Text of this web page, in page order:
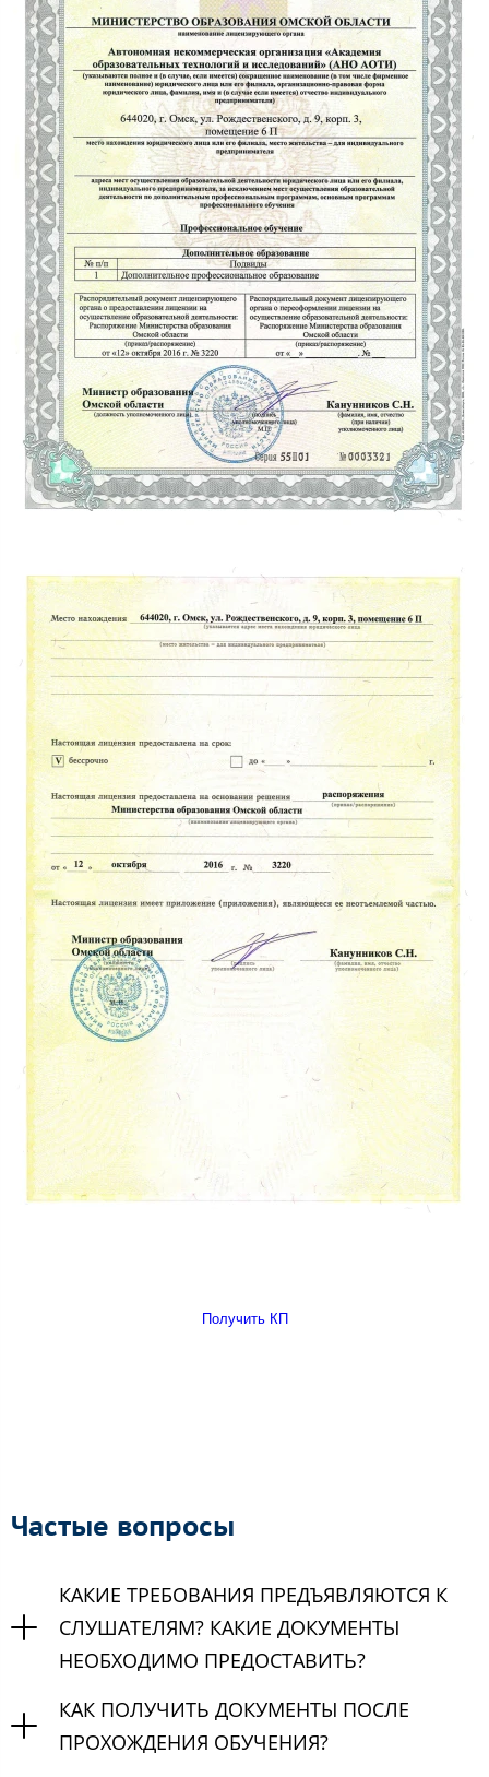
Получить КП
Частые вопросы
КАКИЕ ТРЕБОВАНИЯ ПРЕДЪЯВЛЯЮТСЯ К
СЛУШАТЕЛЯМ? КАКИЕ ДОКУМЕНТЫ
НЕОБХОДИМО ПРЕДОСТАВИТЬ?
КАК ПОЛУЧИТЬ ДОКУМЕНТЫ ПОСЛЕ
ПРОХОЖДЕНИЯ ОБУЧЕНИЯ?